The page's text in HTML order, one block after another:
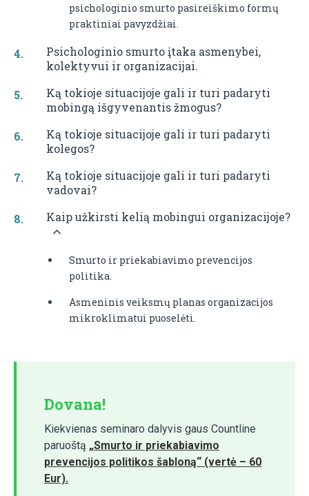
psichologinio smurto pasireiškimo formų
praktiniai pavyzdžiai.
Psichologinio smurto įtaka asmenybei,
kolektyvui ir organizacijai.
Ką tokioje situacijoje gali ir turi padaryti
mobingą išgyvenantis žmogus?
Ką tokioje situacijoje gali ir turi padaryti
kolegos?
Ką tokioje situacijoje gali ir turi padaryti
vadovai?
Kaip užkirsti kelią mobingui organizacijoje?
Smurto ir priekabiavimo prevencijos
politika.
Asmeninis veiksmų planas organizacijos
mikroklimatui puoselėti.
Dovana!
Kiekvienas seminaro dalyvis gaus Countline
paruoštą „Smurto ir priekabiavimo
prevencijos politikos šabloną“ (vertė – 60
Eur).